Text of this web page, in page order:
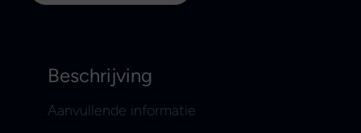
Beschrijving
Aanvullende informatie